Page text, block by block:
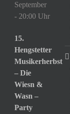
September
- 20:00 Uhr
15.
Hengstetter
Musikerherbst
– Die
Wiesn &
Wasn –
Party